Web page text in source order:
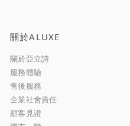
關於ALUXE
關於亞立詩
服務體驗
售後服務
企業社會責任
顧客見證